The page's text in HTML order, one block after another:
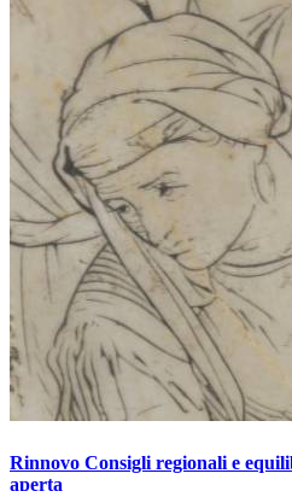
Rinnovo Consigli regionali e
aperta